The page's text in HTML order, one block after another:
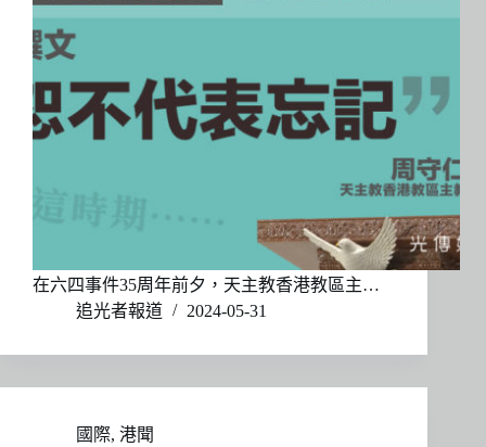
在六四事件35周年前夕，天主教香港教區主…
追光者報道
2024-05-31
國際, 港聞